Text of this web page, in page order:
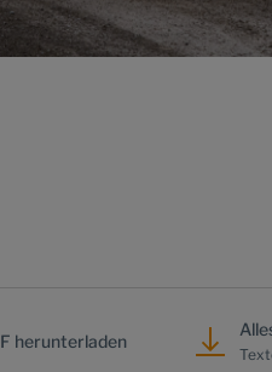
herunterladen